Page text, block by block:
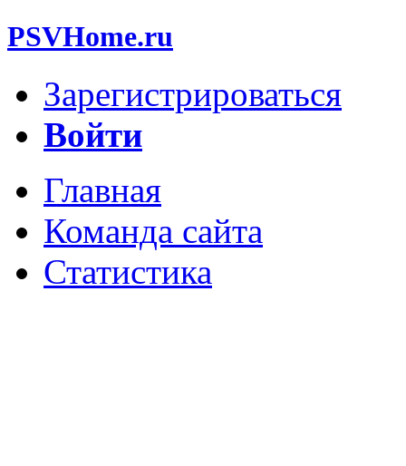
PSVHome.ru
Зарегистрироваться
Войти
Главная
Команда сайта
Статистика